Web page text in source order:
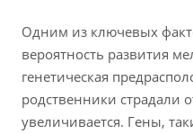
Одним из ключевых
вероятность развития
генетическая
родственники страдали
увеличивается. Гены,